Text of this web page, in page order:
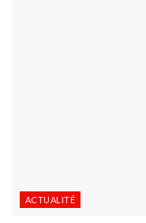
ACTUALITÉ